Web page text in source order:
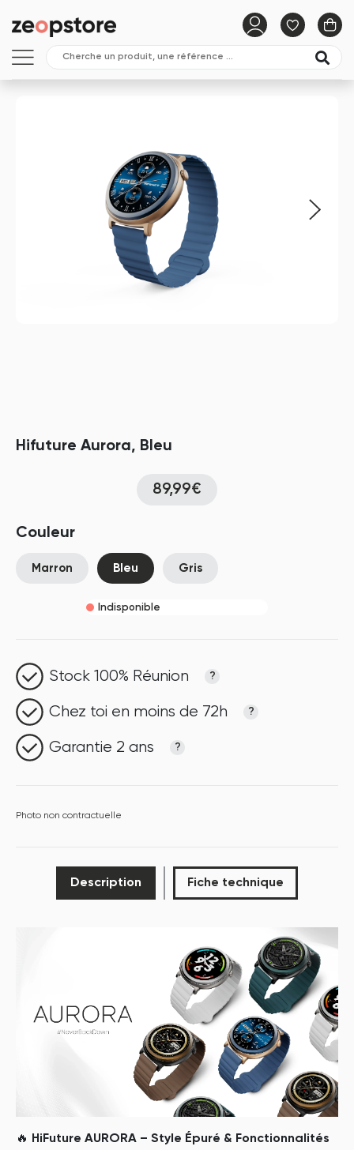
Hifuture Aurora, Bleu
89,99€
Couleur
Marron Bleu Gris
Indisponible
Stock 100% Réunion ?
Chez toi en moins de 72h ?
Garantie 2 ans ?
Photo non contractuelle
Description Fiche technique
🔥
HiFuture AURORA – Style Épuré & Fonctionnalités